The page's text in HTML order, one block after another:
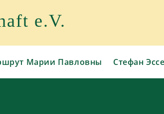
e.V.
Марии Павловны Стефан